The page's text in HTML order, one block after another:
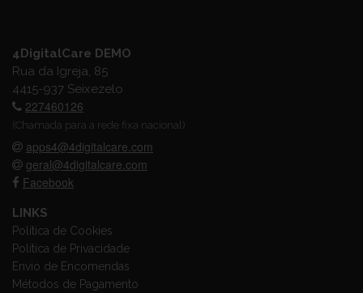
4DigitalCare DEMO
Rua da Igreja, 85
4415-937 Seixezelo
227460126
(Chamada para a rede fixa nacional)
apps4@4digitalcare.com
geral@4digitalcare.com
Facebook
LINKS
Política de Cookies
Política de Privacidade
Envio de Encomendas
Métodos de Pagamento